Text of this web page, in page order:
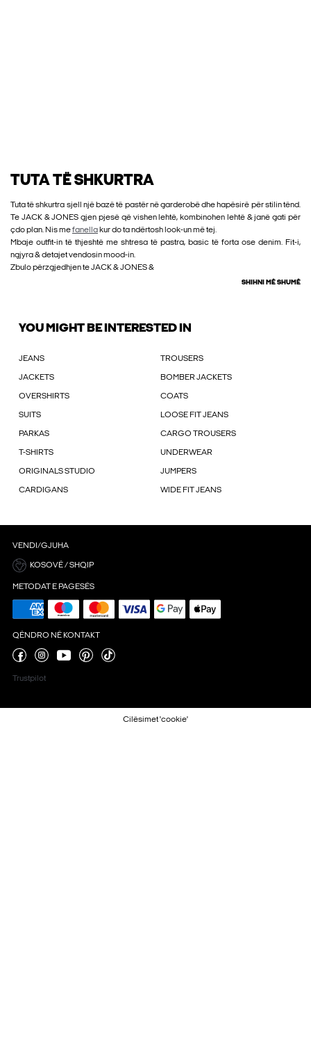
TUTA TË SHKURTRA
Tuta të shkurtra sjell një bazë të pastër në garderobë dhe hapësirë për stilin tënd.
Te JACK & JONES gjen pjesë që vishen lehtë, kombinohen lehtë & janë gati për
çdo plan. Nis mefanella kur do ta ndërtosh look-un më tej.
Mbaje outfit-in të thjeshtë me shtresa të pastra, basic të forta ose denim. Fit-i,
ngjyra & detajet vendosin mood-in.
Zbulo përzgjedhjen te JACK & JONES &
SHIHNI MË SHUMË
YOU MIGHT BE INTERESTED IN
JEANS TROUSERS
JACKETS BOMBER JACKETS
OVERSHIRTS COATS
SUITS LOOSE FIT JEANS
PARKAS CARGO TROUSERS
T-SHIRTS UNDERWEAR
ORIGINALS STUDIO JUMPERS
CARDIGANS WIDE FIT JEANS
VENDI/GJUHA
KOSOVË / SHQIP
METODAT E PAGESËS
QËNDRO NË KONTAKT
Trustpilot
Cilësimet 'cookie'